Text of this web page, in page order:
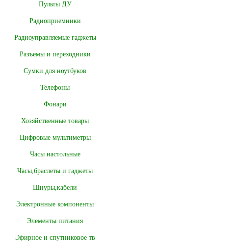
Пульты ДУ
Радиоприемники
Радиоуправляемые гаджеты
Разъемы и переходники
Сумки для ноутбуков
Телефоны
Фонари
Хозяйственные товары
Цифровые мультиметры
Часы настольные
Часы,браслеты и гаджеты
Шнуры,кабели
Электронные компоненты
Элементы питания
Эфирное и спутниковое тв